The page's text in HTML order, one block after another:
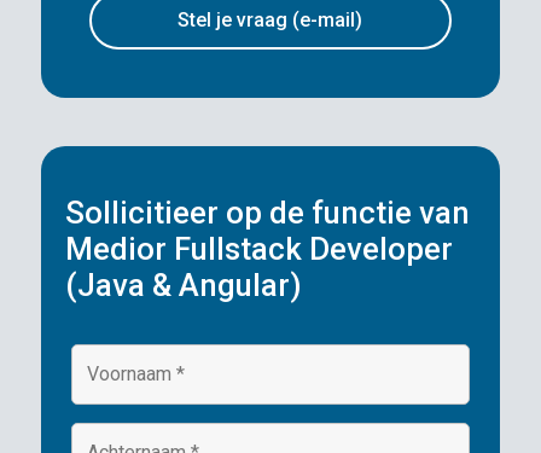
Stel je vraag (e-mail)
Sollicitieer op de functie van
Medior Fullstack Developer
(Java & Angular)